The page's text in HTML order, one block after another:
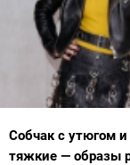
Собчак с утюгом
тяжкие — образы